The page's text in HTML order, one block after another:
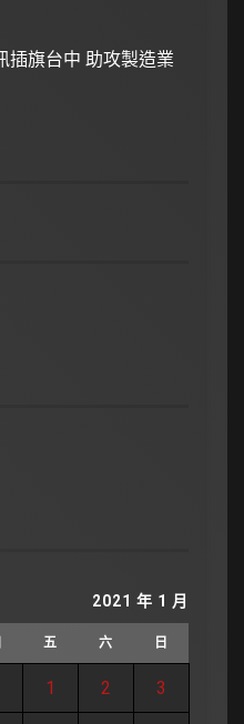
插旗台中 助攻製造業
2021 年 1 月
五 六 日
1 2 3